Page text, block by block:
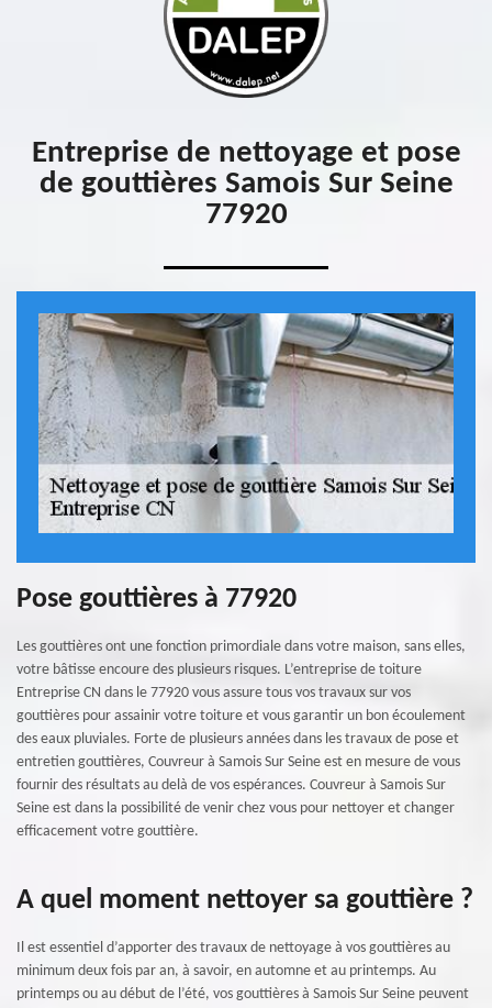
Entreprise de nettoyage et pose
de gouttières Samois Sur Seine
77920
Pose gouttières à 77920
Les gouttières ont une fonction primordiale dans votre maison, sans elles,
votre bâtisse encoure des plusieurs risques. L’entreprise de toiture
Entreprise CN dans le 77920 vous assure tous vos travaux sur vos
gouttières pour assainir votre toiture et vous garantir un bon écoulement
des eaux pluviales. Forte de plusieurs années dans les travaux de pose et
entretien gouttières, Couvreur à Samois Sur Seine est en mesure de vous
fournir des résultats au delà de vos espérances. Couvreur à Samois Sur
Seine est dans la possibilité de venir chez vous pour nettoyer et changer
efficacement votre gouttière.
A quel moment nettoyer sa gouttière ?
Il est essentiel d’apporter des travaux de nettoyage à vos gouttières au
minimum deux fois par an, à savoir, en automne et au printemps. Au
printemps ou au début de l’été, vos gouttières à Samois Sur Seine peuvent